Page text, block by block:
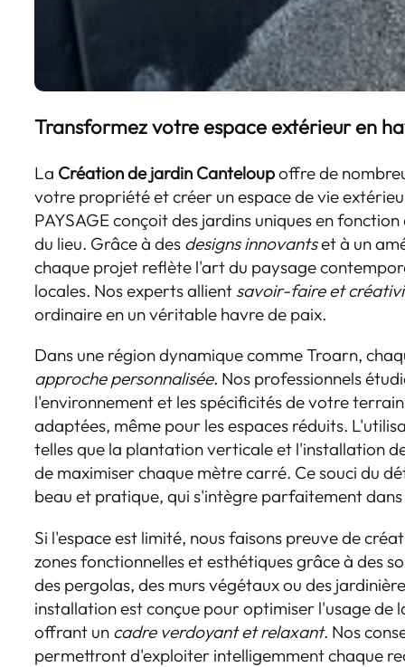
Transformez votre espace extérieur en
La Création de jardin Canteloupoffre de
votre propriété et créer un espace de vie
PAYSAGE conçoit des jardins uniques en
du lieu. Grâce à des designs innovantset à un
chaque projet reflète l'art du paysage
locales. Nos experts allient savoir-faire et
ordinaire en un véritable havre de paix.
Dans une région dynamique comme Troarn,
approche personnalisée. Nos professionnels
l'environnement et les spécificités de votre
adaptées, même pour les espaces réduits.
telles que la plantation verticale et l'installation
de maximiser chaque mètre carré. Ce souci du
beau et pratique, qui s'intègre parfaitement
Si l'espace est limité, nous faisons preuve de
zones fonctionnelles et esthétiques grâce à des
des pergolas, des murs végétaux ou des
installation est conçue pour optimiser l'usage de
offrant un cadre verdoyant et relaxant. Nos
permettront d'exploiter intelligemment chaque